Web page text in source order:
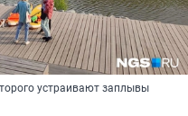
устраивают заплывы